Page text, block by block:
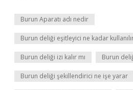
Burun Aparatı adı nedir
Burun deliği eşitleyici ne kadar
Burun deliği izi kalır mı Burun
Burun deliği şekillendirici ne işe yarar